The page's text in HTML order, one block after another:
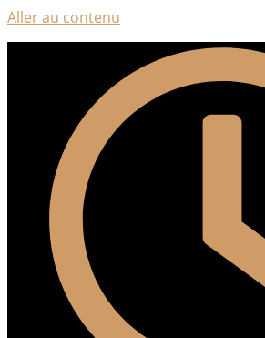
Aller au contenu